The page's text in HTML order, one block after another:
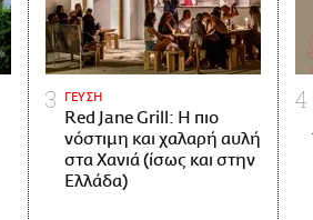
ΓΕΥΣΗ
Red Jane Grill: Η πιο
νόστιμη και χαλαρή αυλή
στα Χανιά (ίσως και στην
Ελλάδα)